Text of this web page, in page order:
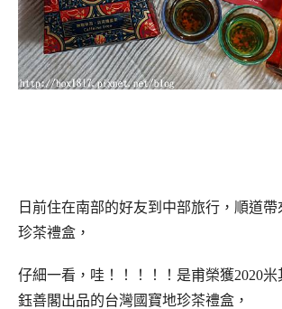
日前住在南部的好友到中部旅行，順道
珍茶禮盒，
仔細一看，哇！！！！！是甫榮獲2020米
鈺善閣出品的台灣國寶地珍茶禮盒，